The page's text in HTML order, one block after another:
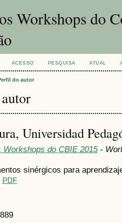
Workshops do
ACESSO PESQUISA ATUAL
do autor
Universidad
Workshops do CBIE 2015-
sinérgicos para
PDF